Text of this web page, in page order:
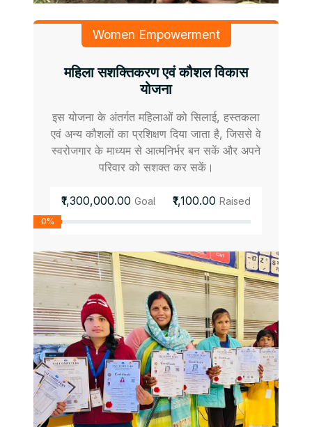
Women Empowerment
महिला सशक्तिकरण एवं कौशल विकास
योजना
इस योजना के अंतर्गत महिलाओं को सिलाई, हस्तकला
एवं अन्य कौशलों का प्रशिक्षण दिया जाता है, जिससे वे
स्वरोजगार के माध्यम से आत्मनिर्भर बन सकें और अपने
परिवार को सशक्त कर सकें।
₹1,300,000.00 Goal ₹1,100.00 Raised
0%